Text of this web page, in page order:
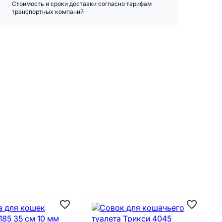
Стоимость и сроки доставки согласно тарифам
транспортных компаний